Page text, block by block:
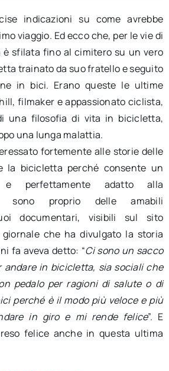
indicazioni su come avrebbe
viaggio. Ed ecco che, per le vie di
è sfilata fino al cimitero su un vero
trainato da suo fratello e seguito
in bici. Erano queste le ultime
filmaker e appassionato ciclista,
una filosofia di vita in bicicletta,
una lunga malattia.
fortemente alle storie delle
la bicicletta perché consente un
e perfettamente adatto alla
sono proprio delle amabili
documentari, visibili sul sito
che ha divulgato la storia
fa aveva detto: “Ci sono un sacco
andare in bicicletta, sia sociali che
pedalo per ragioni di salute o di
perché è il modo più veloce e più
in giro e mi rende felice”. E
felice anche in questa ultima